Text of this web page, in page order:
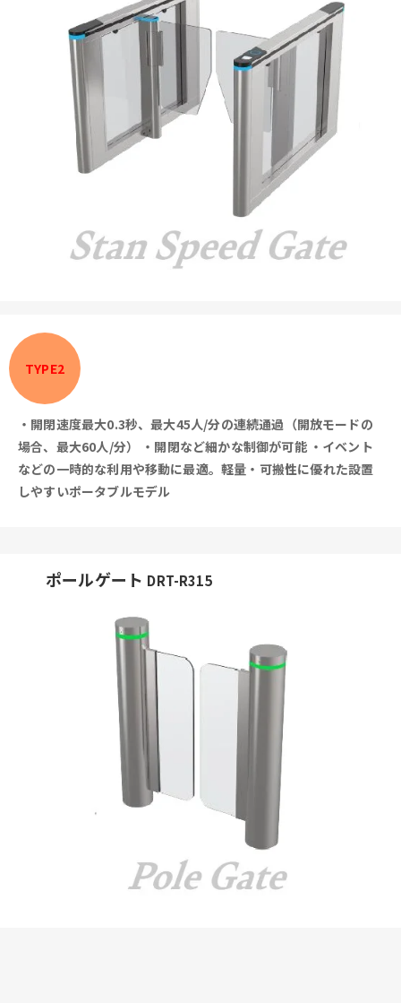
TYPE2
・開閉速度最大0.3秒、最大45人/分の連続通過（開放モードの
場合、最大60人/分）
・開閉など細かな制御が可能 ・イベント
などの一時的な利用や移動に最適。軽量・可搬性に優れた設置
しやすいポータブルモデル
ポールゲート DRT-R315